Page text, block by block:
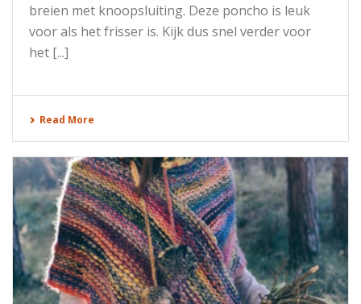
breien met knoopsluiting. Deze poncho is leuk
voor als het frisser is. Kijk dus snel verder voor
het [...]
Read More